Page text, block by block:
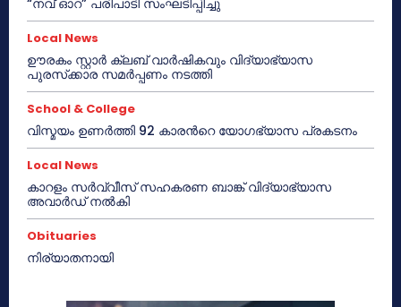
Local News
ഊരകം സ്റ്റാർ ക്ലബ് വാർഷികവും വിദ്യാഭ്യാസ
പുരസ്‌ക്കാര സമർപ്പണം നടത്തി
School & College
വിസ്മയം ഉണർത്തി 92 കാരൻറെ യോഗഭ്യാസ പ്രകടനം
Local News
കാറളം സർവ്വീസ് സഹകരണ ബാങ്ക് വിദ്യാഭ്യാസ
അവാർഡ് നൽകി
Obituaries
നിര്യാതനായി